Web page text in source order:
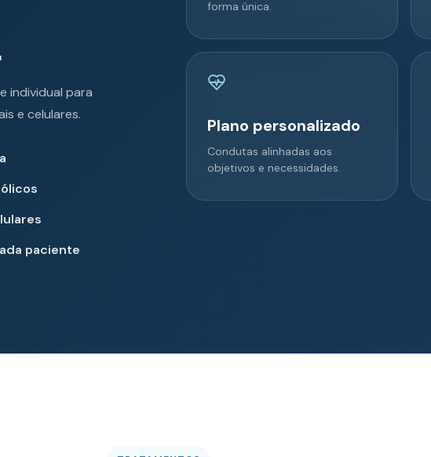
individual para
e celulares.
paciente
forma única.
Plano personalizado
Condutas alinhadas aos
objetivos e necessidades.